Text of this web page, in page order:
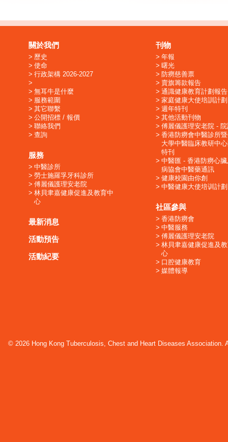
關於我們
歷史
使命
行政架構 2026-2027
無耳牛是什麼
服務範圍
其它聯繫
公開招標 / 報價
聯絡我們
查詢
服務
中醫診所
勞士施羅孚牙科診所
傅麗儀護理安老院
林貝聿嘉健康促進及教育中
心
最新消息
活動預告
活動紀要
刊物
年報
曙光
防癆慈善票
賣旗籌款報告
通識健康教育計劃報告
家庭健康大使培訓計劃
週年特刊
其他活動刊物
傅麗儀護理安老院 -
香港防癆會中醫診所
大學中醫臨床教研中
特刊
中醫匯 - 香港防癆心
病協會中醫藥通訊
健康校園由你創
中醫健康大使培训計劃
社區參與
香港防癆會
中醫服務
傅麗儀護理安老院
林貝聿嘉健康促進及
心
口腔健康教育
媒體報導
© 2026 Hong Kong Tuberculosis, Chest and Heart Diseases Association.